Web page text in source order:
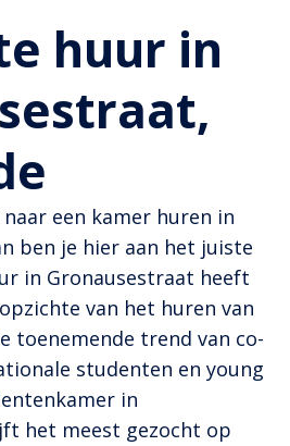
huur in
een kamer huren in
ben je hier aan het juiste
in Gronausestraat heeft
van het huren van
toenemende trend van co-
studenten en young
in
het meest gezocht op